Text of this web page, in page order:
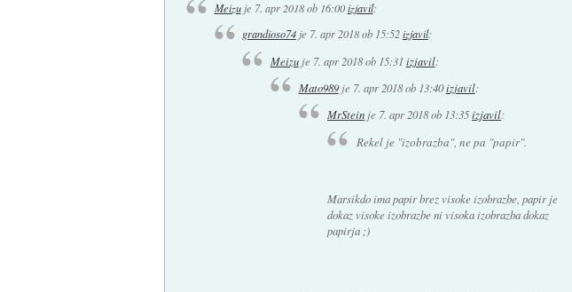
Meizuje 7. apr 2018 ob 16:00 izjavil:
grandioso74je 7. apr 2018 ob 15:52izjavil:
Meizuje 7. apr 2018 ob 15:31 izjavil:
Mato989je 7. apr 2018 ob 13:40izjavil:
MrStein je 7. apr 2018 ob 13:35izjavil:
Rekel je "izobrazba", ne pa "papir".
Marsikdo ima papir brez visoke izobrazbe, papir je
dokaz visoke izobrazbe ni visoka izobrazba dokaz
papirja ;)